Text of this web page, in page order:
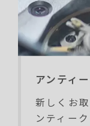
アンティ
新しくお
ンティー